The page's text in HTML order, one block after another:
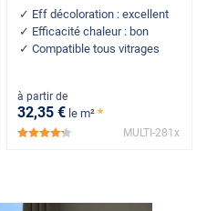
Eff décoloration : excellent
Efficacité chaleur : bon
Compatible tous vitrages
à partir de
32,35 € le m² *
*****
MULTI-281x